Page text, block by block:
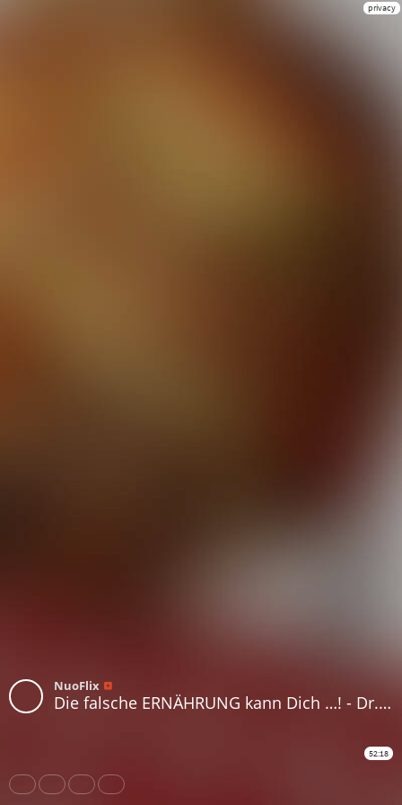
privacy
NuoFlix
Die falsche ERNÄHRUNG kann Dich …! - Dr. Michaela Dane - Teil 4
52:18
Share Like